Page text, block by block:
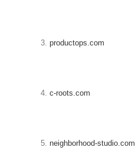
3. productops.com
4. c-roots.com
5. neighborhood-studio.com